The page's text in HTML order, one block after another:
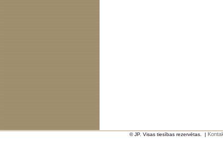
© JP. Visas tiesības rezervētas. |